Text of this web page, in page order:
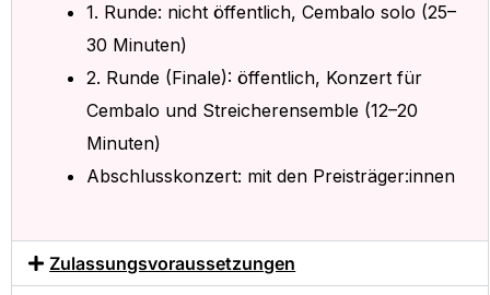
1. Runde: nicht öffentlich, Cembalo solo (25–
30 Minuten)
2. Runde (Finale): öffentlich, Konzert für
Cembalo und Streicherensemble (12–20
Minuten)
Abschlusskonzert: mit den Preisträger:innen
Zulassungsvoraussetzungen